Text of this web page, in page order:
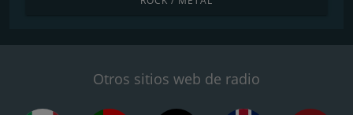
Otros sitios web de radio